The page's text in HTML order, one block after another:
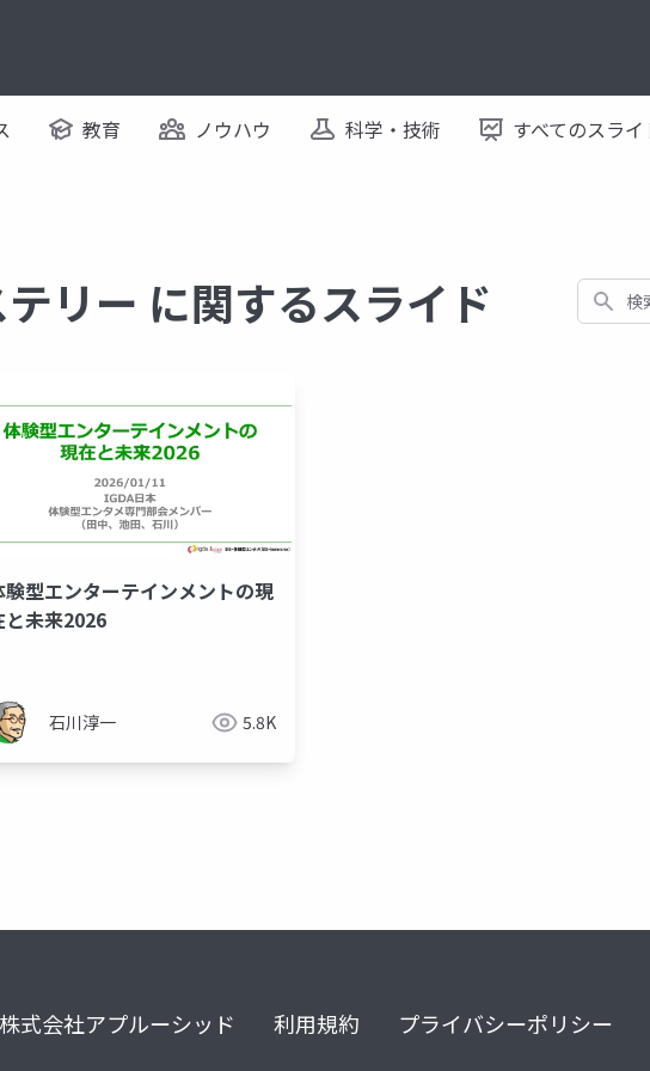
教育 ノウハウ 科学・技術 すべてのスライ
リー に関するスライド 検索
験型エンターテインメントの現
と未来2026
石川淳一 5.8K
式会社アプルーシッド 利用規約 プライバシーポリシー